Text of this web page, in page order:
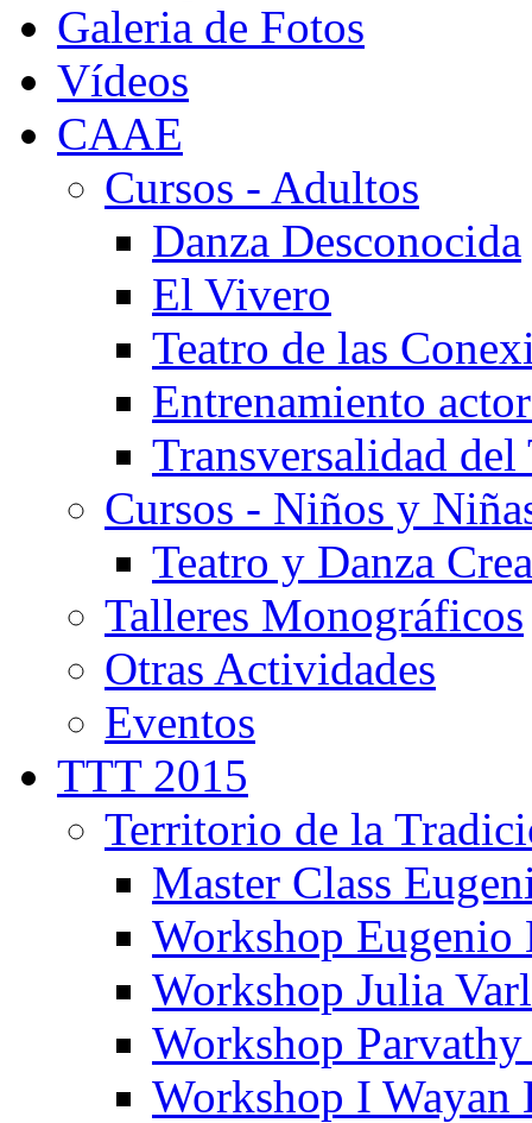
Galeria de Fotos
Vídeos
CAAE
Cursos - Adultos
Danza Desconocida
El Vivero
Teatro de las
Entrenamiento
Transversalidad del
Cursos - Niños y
Teatro y Danza
Talleres Monográficos
Otras Actividades
Eventos
TTT 2015
Territorio de la
Master Class
Workshop Eugenio
Workshop Julia
Workshop
Workshop I Wayan